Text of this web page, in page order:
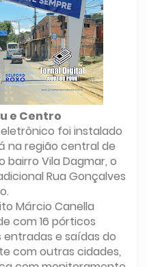
e Centro
foi instalado
na região central de
bairro Vila Dagmar, o
Rua Gonçalves
Márcio Canella
com 16 pórticos
e saídas do
com outras cidades,